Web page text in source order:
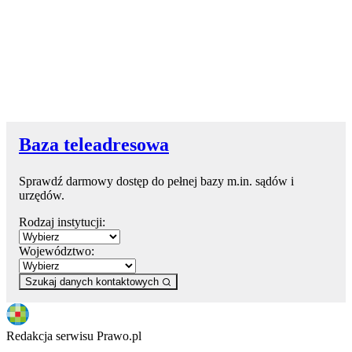
Baza teleadresowa
Sprawdź darmowy dostęp do pełnej bazy m.in. sądów i
urzędów.
Rodzaj instytucji:
Województwo:
Szukaj danych kontaktowych
Redakcja serwisu Prawo.pl